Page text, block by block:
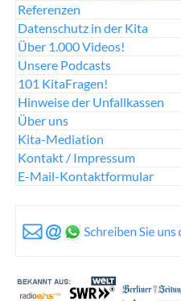
Referenzen
Datenschutz in der Kita
Über 1.000 Videos!
Unsere Podcasts
101 KitaFragen!
Hinweise der Unfallkassen
Über uns
Kita-Mediation
Kontakt / Impressum
E-Mail-Kontaktformular